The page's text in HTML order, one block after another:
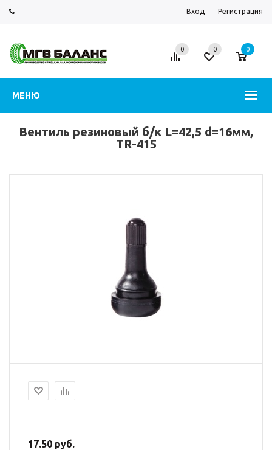
Вход Регистрация
МЕНЮ
0 0 0
Вентиль резиновый б/к L=42,5 d=16мм,
TR-415
17.50 руб.